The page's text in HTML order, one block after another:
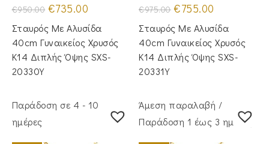
€950.00 Original
price
was:
€950.00.
€735.00
τιμή
είναι:
€735.00.
Σταυρός Με Αλυσίδα
40cm Γυναικείος Χρυσός
Κ14 Διπλής Όψης SXS-
20330Y
€975.00 Original
price
was:
€975.00.
€755.00
τιμή
είναι:
€755.00.
Σταυρός Με Αλυσίδα
40cm Γυναικείος Χρυσός
Κ14 Διπλής Όψης SXS-
20331Y
Παράδοση σε 4 - 10
ημέρες
Άμεση παραλαβή /
Παράδoση 1 έως 3 ημέρες